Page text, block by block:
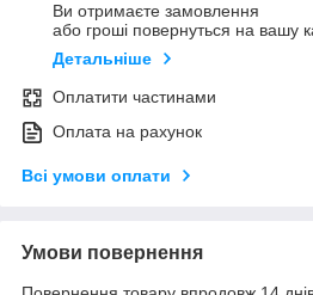
Ви отримаєте замовлення
або гроші повернуться на вашу
Детальніше
Оплатити частинами
Оплата на рахунок
Всі умови оплати
Умови повернення